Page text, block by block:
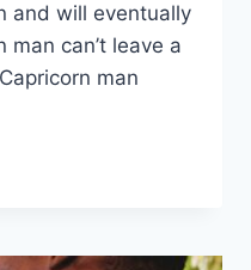
and will eventually
can’t leave a
man